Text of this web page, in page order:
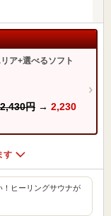
ア+選べるソフト
2,430円 → 2,230
す
ヒーリングサウナが